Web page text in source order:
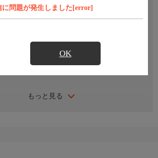
に問題が発生しました[error]
OK
ャンネル
もっと見る
ー登録 アプリ視聴